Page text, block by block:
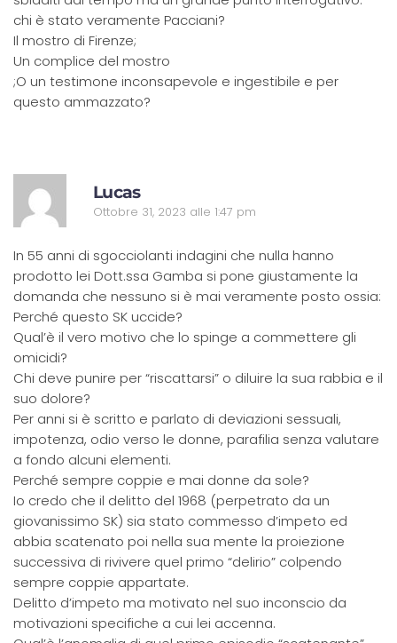
chi è stato veramente Pacciani?
Il mostro di Firenze;
Un complice del mostro
;O un testimone inconsapevole e ingestibile e per
questo ammazzato?
Lucas
Ottobre 31, 2023 alle 1:47 pm
In 55 anni di sgocciolanti indagini che nulla hanno
prodotto lei Dott.ssa Gamba si pone giustamente la
domanda che nessuno si è mai veramente posto ossia:
Perché questo SK uccide?
Qual’è il vero motivo che lo spinge a commettere gli
omicidi?
Chi deve punire per “riscattarsi” o diluire la sua rabbia e il
suo dolore?
Per anni si è scritto e parlato di deviazioni sessuali,
impotenza, odio verso le donne, parafilia senza valutare
a fondo alcuni elementi.
Perché sempre coppie e mai donne da sole?
Io credo che il delitto del 1968 (perpetrato da un
giovanissimo SK) sia stato commesso d’impeto ed
abbia scatenato poi nella sua mente la proiezione
successiva di rivivere quel primo “delirio” colpendo
sempre coppie appartate.
Delitto d’impeto ma motivato nel suo inconscio da
motivazioni specifiche a cui lei accenna.